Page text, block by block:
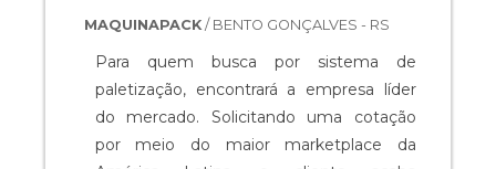
MAQUINAPACK/ BENTO GONÇALVES - RS
Para quem busca por sistema de
paletização, encontrará a empresa líder
do mercado. Solicitando uma cotação
por meio do maior marketplace da